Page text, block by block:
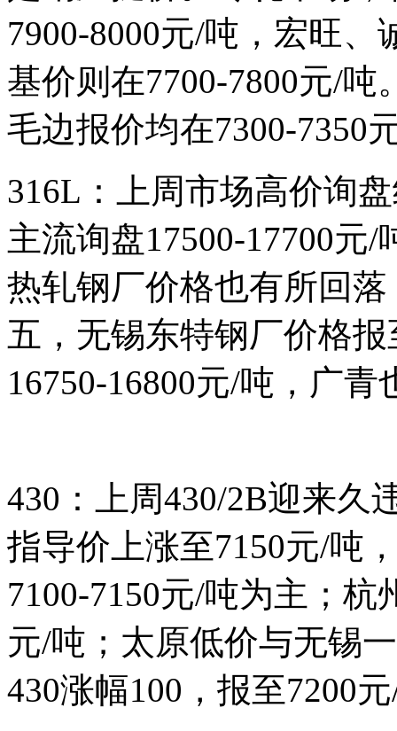
7900-8000元/吨，宏旺
基价则在7700-7800元/
毛边报价均在7300-7350
316L：上周市场高价询
主流询盘17500-17700元
热轧钢厂价格也有所回
五，无锡东特钢厂价格
16750-16800元/吨，广
430：上周430/2B迎来久
指导价上涨至7150元/吨
7100-7150元/吨为主；杭
元/吨；太原低价与无锡
430涨幅100，报至7200